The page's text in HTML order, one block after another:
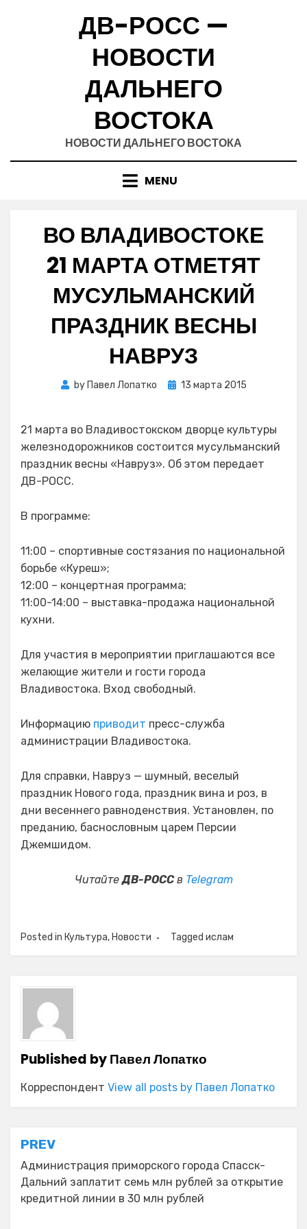
ДВ-РОСС —
НОВОСТИ
ДАЛЬНЕГО
ВОСТОКА
НОВОСТИ ДАЛЬНЕГО ВОСТОКА
MENU
ВО ВЛАДИВОСТОКЕ
21 МАРТА ОТМЕТЯТ
МУСУЛЬМАНСКИЙ
ПРАЗДНИК ВЕСНЫ
НАВРУЗ
by Павел Лопатко
Posted
13 марта 2015
21 марта во Владивостокском дворце культуры
железнодорожников состоится мусульманский
праздник весны «Навруз». Об этом передает
ДВ-РОСС.
В программе:
11:00 – спортивные состязания по национальной
борьбе «Куреш»;
12:00 – концертная программа;
11:00-14:00 – выставка-продажа национальной
кухни.
Для участия в мероприятии приглашаются все
желающие жители и гости города
Владивостока. Вход свободный.
Информацию приводит пресс-служба
администрации Владивостока.
Для справки, Навруз — шумный, веселый
праздник Нового года, праздник вина и роз, в
дни весеннего равноденствия. Установлен, по
преданию, баснословным царем Персии
Джемшидом.
ЧитайтеДВ-РОССв Telegram
Posted in Культура, Новости Tagged ислам
Published byПавел Лопатко
Корреспондент View all posts by Павел Лопатко
Навигация
по
записям
PREV
Администрация приморского города Спасск-
Дальний заплатит семь млн рублей за открытие
кредитной линии в 30 млн рублей